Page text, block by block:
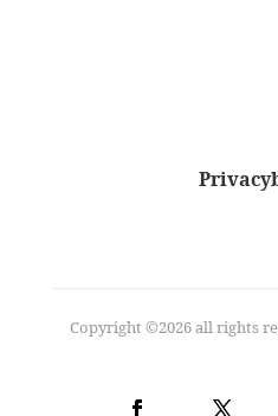
Copyright ©2026 all rights